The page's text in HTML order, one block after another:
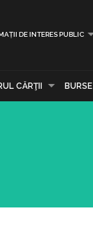
DE INTERES PUBLIC
CĂRŢII BURSE